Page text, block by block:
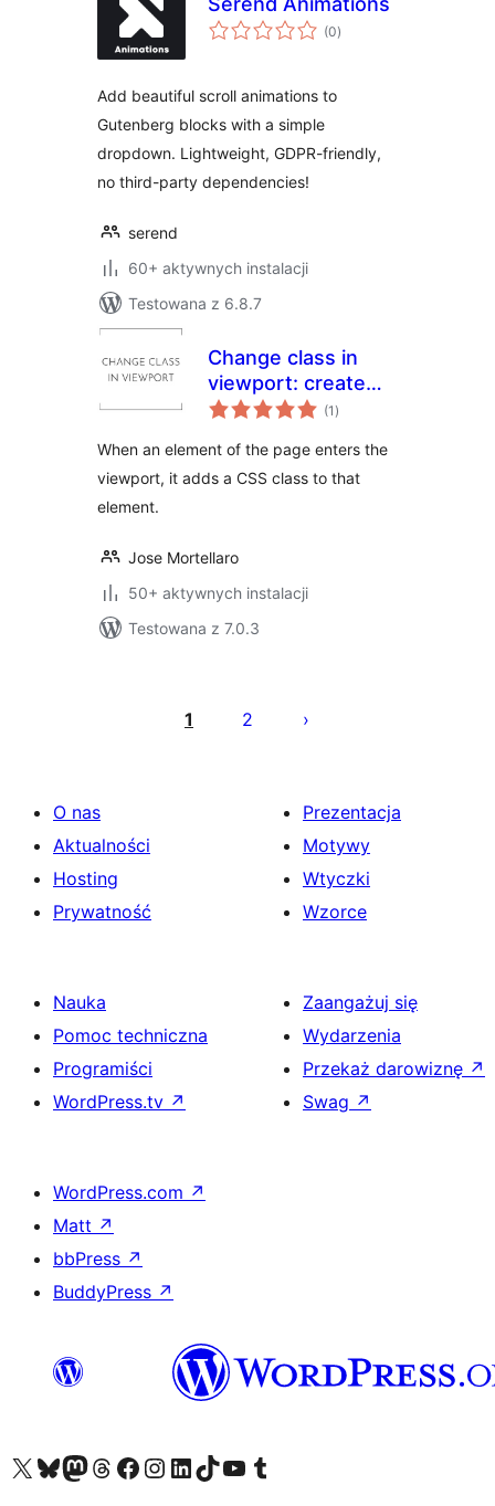
(0wszystkich
ocen
)
Add beautiful scroll animations to
Gutenberg blocks with a simple
dropdown. Lightweight, GDPR-friendly,
no third-party dependencies!
serend
60+ aktywnych instalacji
Testowana z 6.8.7
Change class in
viewport: create
animations with
(1 wszystkich
ocen
)
When an element of the page enters the
viewport, it adds a CSS class to that
element.
Jose Mortellaro
50+ aktywnych instalacji
Testowana z 7.0.3
wpisów
1 2
O nas
Aktualności
Hosting
Prywatność
Prezentacja
Motywy
Wtyczki
Wzorce
Nauka
Pomoc techniczna
Programiści
WordPress.tv ↗
Zaangażuj się
Wydarzenia
Przekaż darowiznę ↗
Swag ↗
WordPress.com ↗
Matt ↗
bbPress ↗
BuddyPress ↗
Odwiedź nasze konto X (dawniej Twitter)
Odwiedź nasze konto Bluesky
Odwiedź nasze konto na Mastodoncie
Odwiedź naszego Threadsa
Odwiedź naszego Facebooka
Odwiedź nasze konto na Instagramie
Odwiedź nasze konto na LinkedIn
Odwiedź naszego TikToka
Odwiedź nasz kanał YouTube
Odwiedź naszego Tumblra